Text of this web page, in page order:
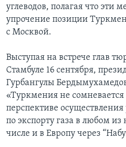
углеводов, полагая что эти
упрочение позиции
с Москвой.
Выступая на встрече глав
Стамбуле 16 сентября,
Гурбангулы
«Туркмения не сомневается
перспективе
по экспорту газа в любом
числе и в Европу через